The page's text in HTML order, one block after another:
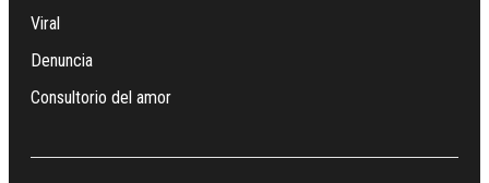
Viral
Denuncia
Consultorio del amor